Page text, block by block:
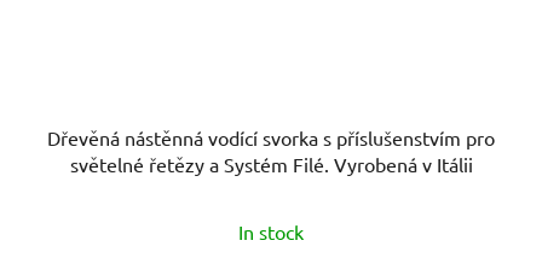
Dřevěná nástěnná vodící svorka s příslušenstvím pro
světelné řetězy a Systém Filé. Vyrobená v Itálii
In stock